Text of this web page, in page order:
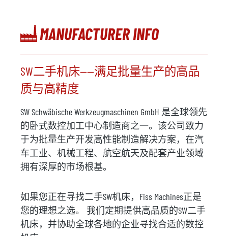
MANUFACTURER INFO
SW二手机床——满足批量生产的高品
质与高精度
SW Schwäbische Werkzeugmaschinen GmbH 是全球领先
的卧式数控加工中心制造商之一。该公司致力
于为批量生产开发高性能制造解决方案，在汽
车工业、机械工程、航空航天及配套产业领域
拥有深厚的市场根基。
如果您正在寻找二手SW机床，Fiss Machines正是
您的理想之选。 我们定期提供高品质的SW二手
机床，并协助全球各地的企业寻找合适的数控